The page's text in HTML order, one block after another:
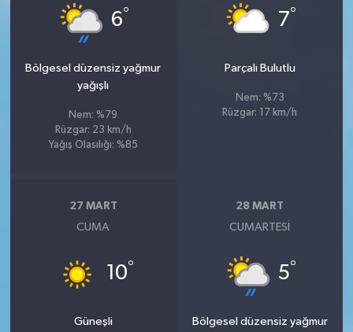
6°
Bölgesel düzensiz yağmur
yağışlı
Nem: %79
Rüzgar: 23 km/h
Yağış Olasılığı: %85
7°
Parçalı Bulutlu
Nem: %73
Rüzgar: 17 km/h
27 MART
CUMA
10°
Güneşli
28 MART
CUMARTESI
5°
Bölgesel düzensiz yağmur